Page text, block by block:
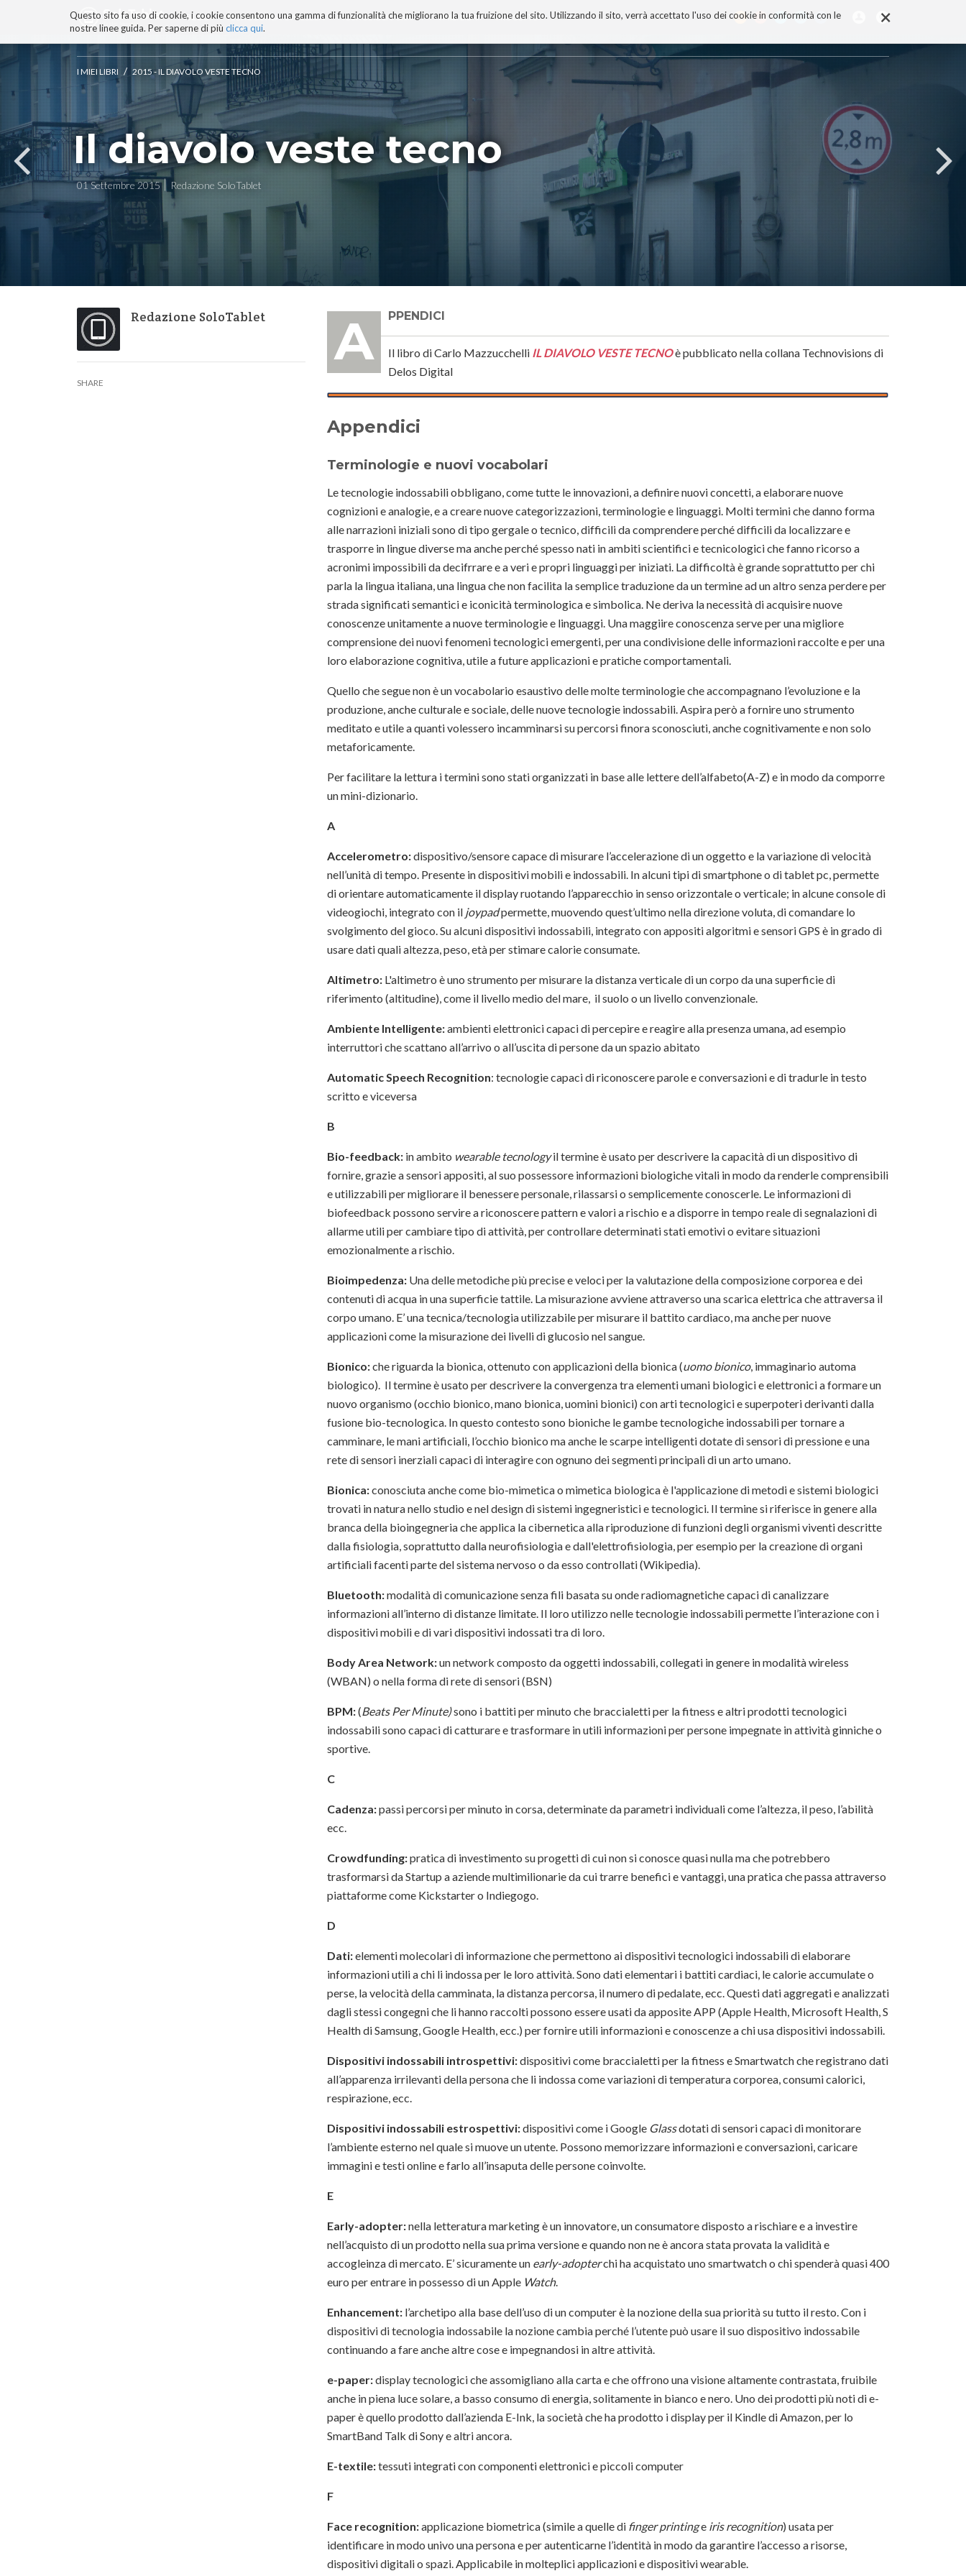
×
Questo sito fa uso di cookie, i cookie consentono una gamma di funzionalità che migliorano la tua fruizione del sito. Utilizzando il sito, verrà accettato l'uso dei cookie in conformità con le
nostre linee guida. Per saperne di più clicca qui.
BLOG TECNOCONSAPEVOLEZZA TECNOBIBLIOGRAFIA I MIEI LIBRI PROGETTO
ai
contenuti.
|
Salta
alla
navigazione
I MIEI LIBRI / 2015 - IL DIAVOLO VESTE TECNO
Il diavolo veste tecno
01 Settembre 2015 Redazione SoloTablet
Redazione SoloTablet
SHARE
APPENDICI
Il libro di Carlo Mazzucchelli IL DIAVOLO VESTE TECNOè pubblicato nella collana Technovisions di
Delos Digital
Appendici
Terminologie e nuovi vocabolari
Le tecnologie indossabili obbligano, come tutte le innovazioni, a definire nuovi concetti, a elaborare nuove
cognizioni e analogie, e a creare nuove categorizzazioni, terminologie e linguaggi. Molti termini che danno forma
alle narrazioni iniziali sono di tipo gergale o tecnico, difficili da comprendere perché difficili da localizzare e
trasporre in lingue diverse ma anche perché spesso nati in ambiti scientifici e tecnicologici che fanno ricorso a
acronimi impossibili da decifrrare e a veri e propri linguaggi per iniziati. La difficoltà è grande soprattutto per chi
parla la lingua italiana, una lingua che non facilita la semplice traduzione da un termine ad un altro senza perdere per
strada significati semantici e iconicità terminologica e simbolica. Ne deriva la necessità di acquisire nuove
conoscenze unitamente a nuove terminologie e linguaggi. Una maggiire conoscenza serve per una migliore
comprensione dei nuovi fenomeni tecnologici emergenti, per una condivisione delle informazioni raccolte e per una
loro elaborazione cognitiva, utile a future applicazioni e pratiche comportamentali.
Quello che segue non è un vocabolario esaustivo delle molte terminologie che accompagnano l’evoluzione e la
produzione, anche culturale e sociale, delle nuove tecnologie indossabili. Aspira però a fornire uno strumento
meditato e utile a quanti volessero incamminarsi su percorsi finora sconosciuti, anche cognitivamente e non solo
metaforicamente.
Per facilitare la lettura i termini sono stati organizzati in base alle lettere dell’alfabeto(A-Z) e in modo da comporre
un mini-dizionario.
A
Accelerometro:dispositivo/sensore capace di misurare l’accelerazione di un oggetto e la variazione di velocità
nell’unità di tempo. Presente in dispositivi mobili e indossabili. In alcuni tipi di smartphone o di tablet pc, permette
di orientare automaticamente il display ruotando l’apparecchio in senso orizzontale o verticale; in alcune console di
videogiochi, integrato con il joypadpermette, muovendo quest’ultimo nella direzione voluta, di comandare lo
svolgimento del gioco. Su alcuni dispositivi indossabili, integrato con appositi algoritmi e sensori GPS è in grado di
usare dati quali altezza, peso, età per stimare calorie consumate.
Altimetro: L'altimetro è uno strumento per misurare la distanza verticale di un corpo da una superficie di
riferimento (altitudine), come il livello medio del mare, il suolo o un livello convenzionale.
Ambiente Intelligente:ambienti elettronici capaci di percepire e reagire alla presenza umana, ad esempio
interruttori che scattano all’arrivo o all’uscita di persone da un spazio abitato
Automatic Speech Recognition: tecnologie capaci di riconoscere parole e conversazioni e di tradurle in testo
scritto e viceversa
B
Bio-feedback: in ambito wearable tecnologyil termine è usato per descrivere la capacità di un dispositivo di
fornire, grazie a sensori appositi, al suo possessore informazioni biologiche vitali in modo da renderle comprensibili
e utilizzabili per migliorare il benessere personale, rilassarsi o semplicemente conoscerle. Le informazioni di
biofeedback possono servire a riconoscere pattern e valori a rischio e a disporre in tempo reale di segnalazioni di
allarme utili per cambiare tipo di attività, per controllare determinati stati emotivi o evitare situazioni
emozionalmente a rischio.
Bioimpedenza: Una delle metodiche più precise e veloci per la valutazione della composizione corporea e dei
contenuti di acqua in una superficie tattile. La misurazione avviene attraverso una scarica elettrica che attraversa il
corpo umano. E’ una tecnica/tecnologia utilizzabile per misurare il battito cardiaco, ma anche per nuove
applicazioni come la misurazione dei livelli di glucosio nel sangue.
Bionico:che riguarda la bionica, ottenuto con applicazioni della bionica (uomo bionico, immaginario automa
biologico). Il termine è usato per descrivere la convergenza tra elementi umani biologici e elettronici a formare un
nuovo organismo (occhio bionico, mano bionica, uomini bionici) con arti tecnologici e superpoteri derivanti dalla
fusione bio-tecnologica. In questo contesto sono bioniche le gambe tecnologiche indossabili per tornare a
camminare, le mani artificiali, l’occhio bionico ma anche le scarpe intelligenti dotate di sensori di pressione e una
rete di sensori inerziali capaci di interagire con ognuno dei segmenti principali di un arto umano.
Bionica:conosciuta anche come bio-mimetica o mimetica biologica è l'applicazione di metodi e sistemi biologici
trovati in natura nello studio e nel design di sistemi ingegneristici e tecnologici. Il termine si riferisce in genere alla
branca della bioingegneria che applica la cibernetica alla riproduzione di funzioni degli organismi viventi descritte
dalla fisiologia, soprattutto dalla neurofisiologia e dall'elettrofisiologia, per esempio per la creazione di organi
artificiali facenti parte del sistema nervoso o da esso controllati (Wikipedia).
Bluetooth:modalità di comunicazione senza fili basata su onde radiomagnetiche capaci di canalizzare
informazioni all’interno di distanze limitate. Il loro utilizzo nelle tecnologie indossabili permette l’interazione con i
dispositivi mobili e di vari dispositivi indossati tra di loro.
Body Area Network:un network composto da oggetti indossabili, collegati in genere in modalità wireless
(WBAN) o nella forma di rete di sensori (BSN)
BPM:(Beats Per Minute)sono i battiti per minuto che braccialetti per la fitness e altri prodotti tecnologici
indossabili sono capaci di catturare e trasformare in utili informazioni per persone impegnate in attività ginniche o
sportive.
C
Cadenza:passi percorsi per minuto in corsa, determinate da parametri individuali come l’altezza, il peso, l’abilità
ecc.
Crowdfunding:pratica di investimento su progetti di cui non si conosce quasi nulla ma che potrebbero
trasformarsi da Startup a aziende multimilionarie da cui trarre benefici e vantaggi, una pratica che passa attraverso
piattaforme come Kickstarter o Indiegogo.
D
Dati:elementi molecolari di informazione che permettono ai dispositivi tecnologici indossabili di elaborare
informazioni utili a chi li indossa per le loro attività. Sono dati elementari i battiti cardiaci, le calorie accumulate o
perse, la velocità della camminata, la distanza percorsa, il numero di pedalate, ecc. Questi dati aggregati e analizzati
dagli stessi congegni che li hanno raccolti possono essere usati da apposite APP (Apple Health, Microsoft Health, S
Health di Samsung, Google Health, ecc.) per fornire utili informazioni e conoscenze a chi usa dispositivi indossabili.
Dispositivi indossabili introspettivi:dispositivi come braccialetti per la fitness e Smartwatch che registrano dati
all’apparenza irrilevanti della persona che li indossa come variazioni di temperatura corporea, consumi calorici,
respirazione, ecc.
Dispositivi indossabili estrospettivi:dispositivi come i Google Glassdotati di sensori capaci di monitorare
l’ambiente esterno nel quale si muove un utente. Possono memorizzare informazioni e conversazioni, caricare
immagini e testi onlinee farlo all’insaputa delle persone coinvolte.
E
Early-adopter:nella letteratura marketing è un innovatore, un consumatore disposto a rischiare e a investire
nell’acquisto di un prodotto nella sua prima versione e quando non ne è ancora stata provata la validità e
accogleinza di mercato. E’ sicuramente un early-adopterchi ha acquistato uno smartwatch o chi spenderà quasi 400
euro per entrare in possesso di un Apple Watch.
Enhancement: l’archetipo alla base dell’uso di un computer è la nozione della sua priorità su tutto il resto. Con i
dispositivi di tecnologia indossabile la nozione cambia perché l’utente può usare il suo dispositivo indossabile
continuando a fare anche altre cose e impegnandosi in altre attività.
e-paper:display tecnologici che assomigliano alla carta e che offrono una visione altamente contrastata, fruibile
anche in piena luce solare, a basso consumo di energia, solitamente in bianco e nero. Uno dei prodotti più noti di e-
paper è quello prodotto dall’azienda E-Ink, la società che ha prodotto i display per il Kindle di Amazon, per lo
SmartBand Talk di Sony e altri ancora.
E-textile:tessuti integrati con componenti elettronici e piccoli computer
F
Face recognition:applicazione biometrica (simile a quelle di finger printinge iris recognition) usata per
identificare in modo univo una persona e per autenticarne l’identità in modo da garantire l’accesso a risorse,
dispositivi digitali o spazi. Applicabile in molteplici applicazioni e dispositivi wearable.